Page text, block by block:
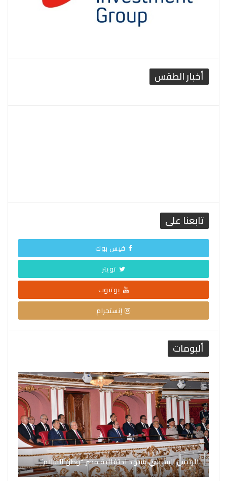
أخبار الطقس
تابعنا على
فيس بوك
تويتر
يوتيوب
إنستجرام
ألبومات
الرئيس السيسي يشهد احتفالية مصر “وطن السلام”